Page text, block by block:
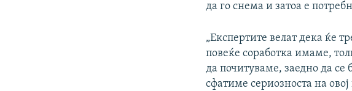
да го снема и затоа е
„Експертите велат дека ќе
повеќе соработка имаме,
да почитуваме, заедно да
сфатиме сериозноста на